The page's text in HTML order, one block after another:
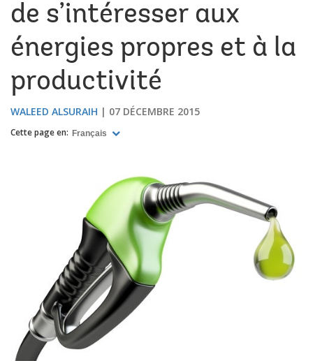
de s’intéresser aux
énergies propres et à la
productivité
WALEED ALSURAIH 07 DÉCEMBRE 2015
Cette page en: Français